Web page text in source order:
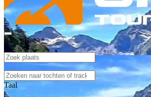
Kies plaats
Taal